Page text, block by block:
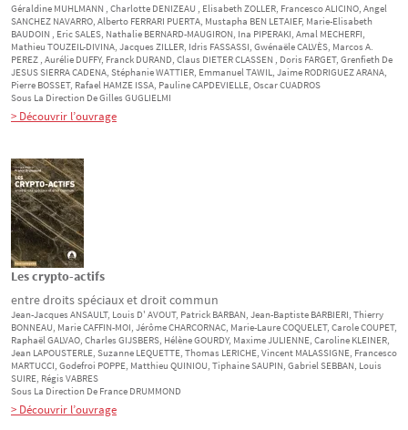
Géraldine MUHLMANN , Charlotte DENIZEAU , ElisabethZOLLER, FrancescoALICINO, Angel
SANCHEZ NAVARRO, Alberto FERRARI PUERTA, Mustapha BEN LETAIEF, Marie-Elisabeth
BAUDOIN , EricSALES, Nathalie BERNARD-MAUGIRON, Ina PIPERAKI, Amal MECHERFI,
Mathieu TOUZEIL-DIVINA, JacquesZILLER, Idris FASSASSI, GwénaëleCALVÈS, Marcos A.
PEREZ , Aurélie DUFFY, Franck DURAND, Claus DIETER CLASSEN , Doris FARGET, Grenfieth De
JESUS SIERRA CADENA, StéphanieWATTIER, EmmanuelTAWIL, Jaime RODRIGUEZ ARANA,
Pierre BOSSET, Rafael HAMZE ISSA, PaulineCAPDEVIELLE, OscarCUADROS
Sous La Direction DeGillesGUGLIELMI
> Découvrir l’ouvrage
Les crypto-actifs
entre droits spéciaux et droit commun
Jean-JacquesANSAULT, Louis D' AVOUT, Patrick BARBAN, Jean-Baptiste BARBIERI, Thierry
BONNEAU, MarieCAFFIN-MOI, JérômeCHARCORNAC, Marie-LaureCOQUELET, CaroleCOUPET,
RaphaëlGALVAO, CharlesGIJSBERS, HélèneGOURDY, MaximeJULIENNE, Caroline KLEINER,
Jean LAPOUSTERLE, Suzanne LEQUETTE, Thomas LERICHE, Vincent MALASSIGNE, Francesco
MARTUCCI, Godefroi POPPE, Matthieu QUINIOU, TiphaineSAUPIN, GabrielSEBBAN, Louis
SUIRE, RégisVABRES
Sous La Direction De France DRUMMOND
> Découvrir l’ouvrage